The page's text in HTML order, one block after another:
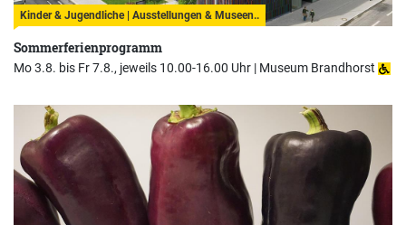
Kinder & Jugendliche | Ausstellungen & Museen..
Sommerferienprogramm
Mo 3.8. bis Fr 7.8., jeweils 10.00-16.00 Uhr | Museum Brandhorst